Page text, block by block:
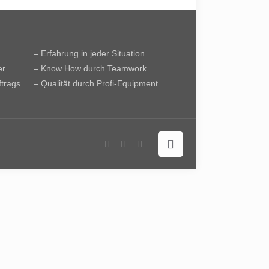
– Erfahrung in jeder Situation
– Know How durch Teamwork
– Qualität durch Profi-Equipment